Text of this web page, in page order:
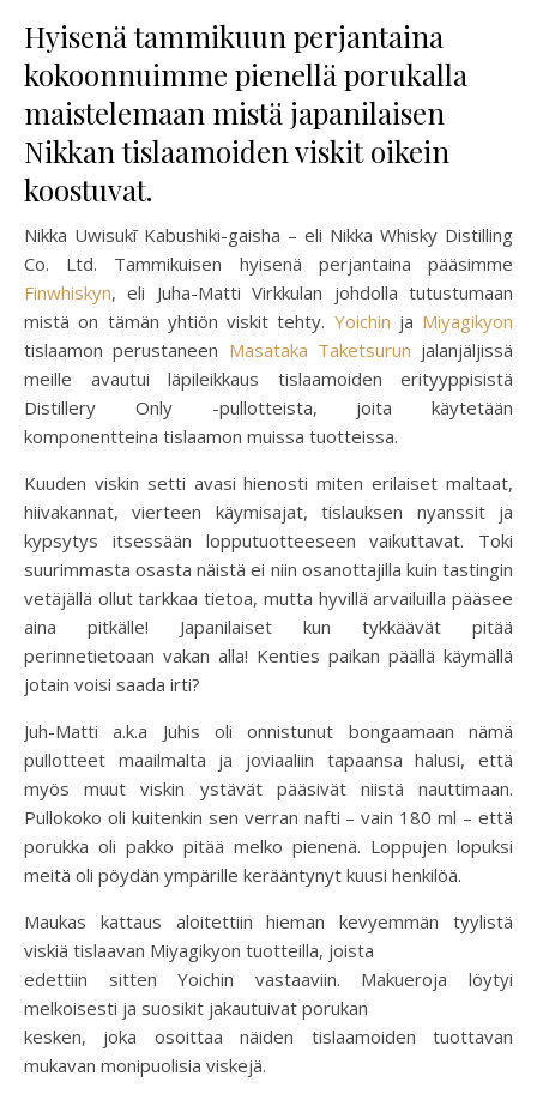
Hyisenä tammikuun perjantaina
kokoonnuimme pienellä porukalla
maistelemaan mistä japanilaisen
Nikkan tislaamoiden viskit oikein
koostuvat.
Nikka Uwisukī Kabushiki-gaisha – eli Nikka Whisky Distilling
Co. Ltd. Tammikuisen hyisenä perjantaina pääsimme
Finwhiskyn, eli Juha-Matti Virkkulan johdolla tutustumaan
mistä on tämän yhtiön viskit tehty. Yoichin ja Miyagikyon
tislaamon perustaneen Masataka Taketsurun jalanjäljissä
meille avautui läpileikkaus tislaamoiden erityyppisistä
Distillery Only -pullotteista, joita käytetään
komponentteina tislaamon muissa tuotteissa.
Kuuden viskin setti avasi hienosti miten erilaiset maltaat,
hiivakannat, vierteen käymisajat, tislauksen nyanssit ja
kypsytys itsessään lopputuotteeseen vaikuttavat. Toki
suurimmasta osasta näistä ei niin osanottajilla kuin tastingin
vetäjällä ollut tarkkaa tietoa, mutta hyvillä arvailuilla pääsee
aina pitkälle! Japanilaiset kun tykkäävät pitää
perinnetietoaan vakan alla! Kenties paikan päällä käymällä
jotain voisi saada irti?
Juh-Matti a.k.a Juhis oli onnistunut bongaamaan nämä
pullotteet maailmalta ja joviaaliin tapaansa halusi, että
myös muut viskin ystävät pääsivät niistä nauttimaan.
Pullokoko oli kuitenkin sen verran nafti – vain 180 ml – että
porukka oli pakko pitää melko pienenä. Loppujen lopuksi
meitä oli pöydän ympärille kerääntynyt kuusi henkilöä.
Maukas kattaus aloitettiin hieman kevyemmän tyylistä
viskiä tislaavan Miyagikyon tuotteilla, joista
edettiin sitten Yoichin vastaaviin. Makueroja löytyi
melkoisesti ja suosikit jakautuivat porukan
kesken, joka osoittaa näiden tislaamoiden tuottavan
mukavan monipuolisia viskejä.